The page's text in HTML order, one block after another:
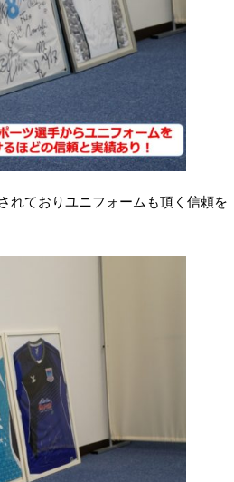
れておりユニフォームも頂く信頼を